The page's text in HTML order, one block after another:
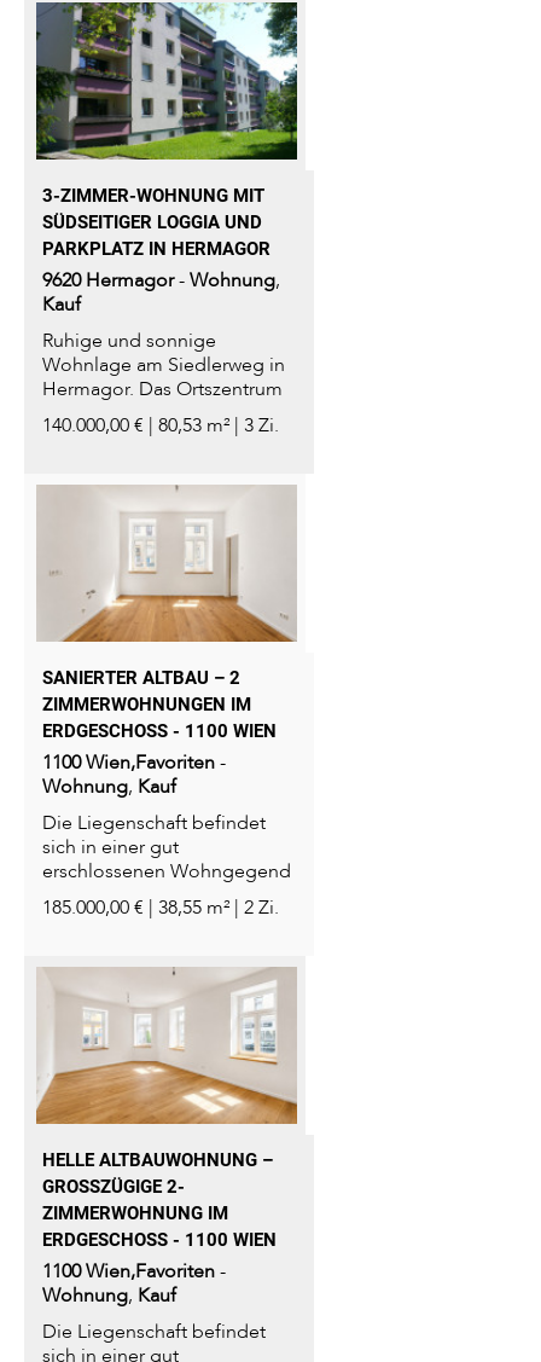
3-ZIMMER-WOHNUNG MIT
SÜDSEITIGER LOGGIA UND
PARKPLATZ IN HERMAGOR
9620 Hermagor-Wohnung,
Kauf
Ruhige und sonnige
Wohnlage am Siedlerweg in
Hermagor. Das Ortszentrum
mit...
140.000,00 € | 80,53 m² | 3 Zi.
SANIERTER ALTBAU – 2
ZIMMERWOHNUNGEN IM
ERDGESCHOSS - 1100 WIEN
1100Wien,Favoriten-
Wohnung, Kauf
Die Liegenschaft befindet
sich in einer gut
erschlossenen Wohngegend
des 10. Bezirks...
185.000,00 € | 38,55 m² | 2 Zi.
HELLE ALTBAUWOHNUNG –
GROSSZÜGIGE 2-Z
IMMERWOHNUNG IM E
RDGESCHOSS - 1100 WIEN
1100Wien,Favoriten-
Wohnung, Kauf
Die Liegenschaft befindet
sich in einer gut